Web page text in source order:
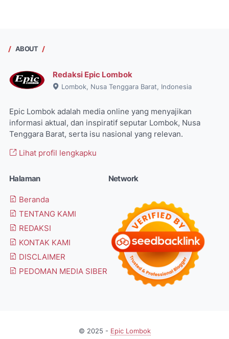
ABOUT
Redaksi Epic Lombok
Lombok, Nusa Tenggara Barat, Indonesia
Epic Lombok adalah media online yang menyajikan
informasi aktual, dan inspiratif seputar Lombok, Nusa
Tenggara Barat, serta isu nasional yang relevan.
Lihat profil lengkapku
Halaman
Beranda
TENTANG KAMI
REDAKSI
KONTAK KAMI
DISCLAIMER
PEDOMAN MEDIA SIBER
Network
© 2025 - Epic Lombok